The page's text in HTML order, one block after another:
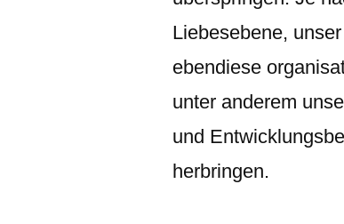
Liebesebene,
ebendiese
unter anderem
und
herbringen.